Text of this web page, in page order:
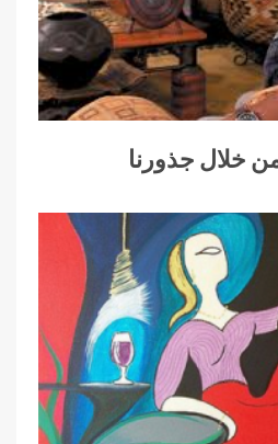
خلال جذورنا